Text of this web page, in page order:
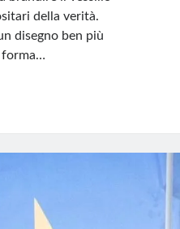
della verità.
disegno ben più
forma…